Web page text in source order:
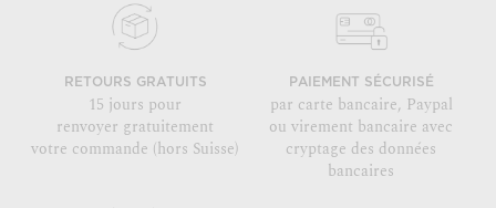
RETOURS GRATUITS
15 jours pour
renvoyer gratuitement
votre commande (hors Suisse)
PAIEMENT SÉCURISÉ
par carte bancaire, Paypal
ou virement bancaire avec
cryptage des données
bancaires